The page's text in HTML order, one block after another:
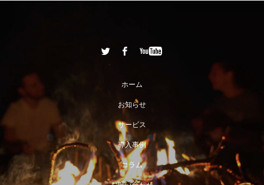
ホーム
お知らせ
サービス
導入事例
コラム